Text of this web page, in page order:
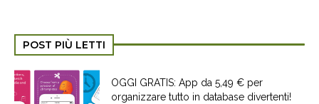
POST PIÙ LETTI
OGGI GRATIS: App da 5,49 € per
organizzare tutto in database divertenti!